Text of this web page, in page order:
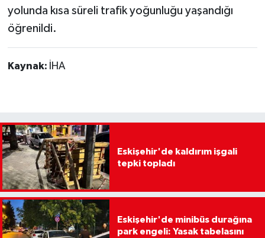
yolunda kısa süreli trafik yoğunluğu yaşandığı
öğrenildi.
Kaynak: İHA
Eskişehir'de kaldırım işgali
tepki topladı
Eskişehir'de minibüs durağına
park engeli: Yasak tabelasını